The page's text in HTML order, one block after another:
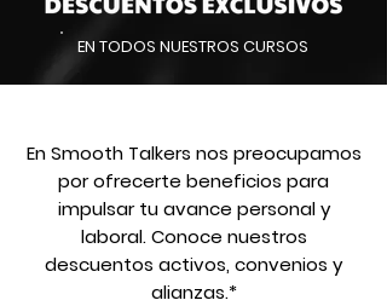
EN TODOS NUESTROS CURSOS
En Smooth Talkers nos preocupamos
por ofrecerte beneficios para
impulsar tu avance personal y
laboral. Conoce nuestros
descuentos activos, convenios y
alianzas.*